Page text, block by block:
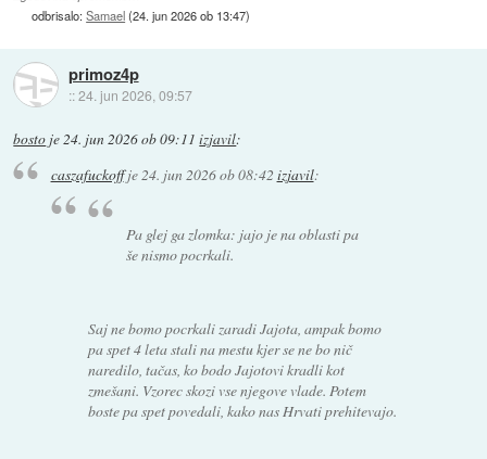
odbrisalo:Samael(24. jun 2026 ob 13:47)
primoz4p
::24. jun 2026, 09:57
bosto je24. jun 2026 ob 09:11 izjavil:
caszafuckoffje24. jun 2026 ob 08:42 izjavil:
Pa glej ga zlomka: jajo je na oblasti pa
še nismo pocrkali.
Saj ne bomo pocrkali zaradi Jajota, ampak bomo
pa spet 4 leta stali na mestu kjer se ne bo nič
naredilo, tačas, ko bodo Jajotovi kradli kot
zmešani. Vzorec skozi vse njegove vlade. Potem
boste pa spet povedali, kako nas Hrvati prehitevajo.